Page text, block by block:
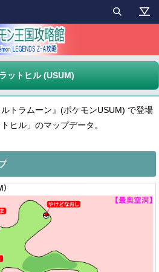
ットヒル (USUM)
ルトラムーン』(ポケモンUSUM) で登場
ヒル」のマップデータ。